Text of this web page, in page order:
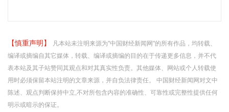
【慎重声明】
凡本站未注明来源为"中国财经新闻网"的所有作品，均转载、
编译或摘编自其它媒体，转载、编译或摘编的目的在于传递更多信息，并不代
表本站及其子站赞同其观点和对其真实性负责。其他媒体、网站或个人转载使
用时必须保留本站注明的文章来源，并自负法律责任。 中国财经新闻网对文中
陈述、观点判断保持中立,不对所包含内容的准确性、可靠性或完整性提供任何
明示或暗示的保证。